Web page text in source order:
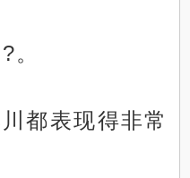
。
都表现得非常